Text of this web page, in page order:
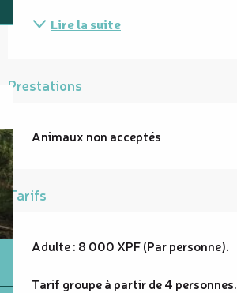
Lire la suite
Prestations
Animaux non acceptés
Tarifs
Adulte : 8 000 XPF (Par personne).
Tarif groupe à partir de 4 personnes.